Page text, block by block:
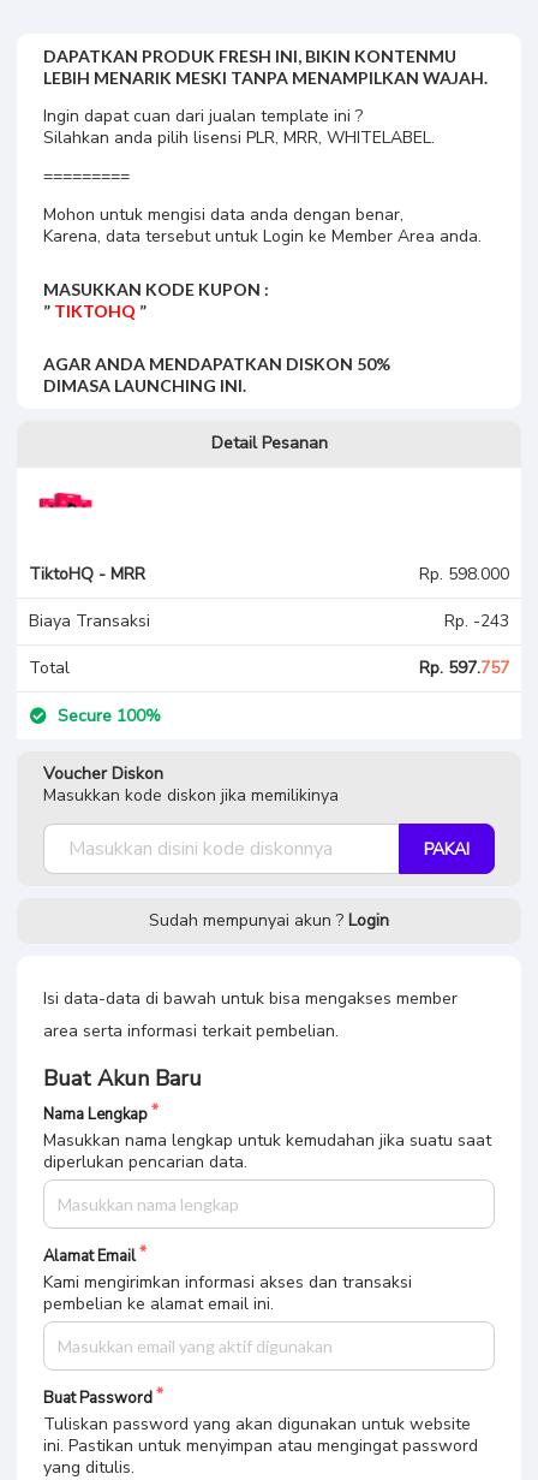
DAPATKAN PRODUK FRESH INI, BIKIN KONTENMU
LEBIH MENARIK MESKI TANPA MENAMPILKAN WAJAH.
Ingin dapat cuan dari jualan template ini ?
Silahkan anda pilih lisensi PLR, MRR, WHITELABEL.
=========
Mohon untuk mengisi data anda dengan benar,
Karena, data tersebut untuk Login ke Member Area anda.
MASUKKAN KODE KUPON :
” TIKTOHQ ”
AGAR ANDA MENDAPATKAN DISKON 50%
DIMASA LAUNCHING INI.
Detail Pesanan
TiktoHQ - MRR Rp. 598.000
Biaya Transaksi Rp. -243
Total Rp. 597.757
Secure 100%
Voucher Diskon
Masukkan kode diskon jika memilikinya
PAKAI
Sudah mempunyai akun ? Login
Isi data-data di bawah untuk bisa mengakses member
area serta informasi terkait pembelian.
Buat Akun Baru
Nama Lengkap
Masukkan nama lengkap untuk kemudahan jika suatu saat
diperlukan pencarian data.
Alamat Email
Kami mengirimkan informasi akses dan transaksi
pembelian ke alamat email ini.
Buat Password
Tuliskan password yang akan digunakan untuk website
ini. Pastikan untuk menyimpan atau mengingat password
yang ditulis.